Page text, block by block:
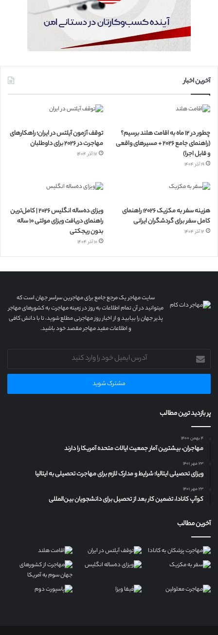
آخرین اخبار
چطور در ۱۲ ماه به اقامت هلند برسیم؟
(راهنمای جامع ۲۰۲۶ + مسیرهای واقعی
و قابل اجرا)
۱۹ آذر ۱۴۰۴
توقف آزمون آیلتس در ایران؛ راهکارهای
مهاجرت در ۲۰۲۶ برای داوطلبان
۱۷ آذر ۱۴۰۴
هزینه سفر به مکزیک ۲۰۲۶؛ راهنمای
کامل سفر برای گردشگران ایرانی
۱۲ آذر ۱۴۰۴
ویزای ده‌ساله انگلیس ۲۰۲۶ | کامل‌ترین
راهنمای دریافت ویزای مولتی ۱۰ ساله
بدون ریجکتی
۱۰ آذر ۱۴۰۴
سایت مهاجر یک مرجع جامع برای مهاجرین سراسر جهان است که
میتوانید در آن تمام اطلاعات به روز در زمینه مهاجرت به کشورهای مهاجر
پذیر جهان را بیابید و از اخبار روز مهاجرتی مطلع شوید، تا با دانش کافی
و اطلاعات مفید مهاجر مقصد خود باشید.
آدرس
ایمیل
خود
وارد
پر بازدید ترین مطالب
۴ بهمن ۱۴۰۰
مهاجران، بیشترین آمار جمعیت ایالات متحده آمریکا را دارند
۲۳ مهر ۱۴۰۱
ویزای تحصیلی ایتالیا؛ شرایط و مدارک لازم برای مهاجرت تحصیلی به ایتالیا
۲۳ مهر ۱۴۰۱
کوآپ کانادا، تضمین کار بعد از تحصیل برای دانشجویان بین‌المللی
آخرین مطالب